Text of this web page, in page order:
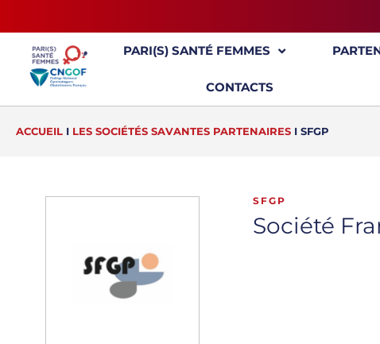
PARI(S) SANTÉ FEMMES
CONTACTS
ACCUEIL I LES SOCIÉTÉS SAVANTES PARTENAIRES I SFGP
SFGP
Société